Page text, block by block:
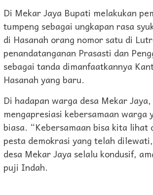
Di Mekar Jaya Bupati melakukan
tumpeng sebagai ungkapan rasa
di Hasanah orang nomor satu di
penandatanganan Prasasti dan
sebagai tanda dimanfaatkannya
Hasanah yang baru.
Di hadapan warga desa Mekar
mengapresiasi kebersamaan warga
biasa. “Kebersamaan bisa kita lihat
pesta demokrasi yang telah
desa Mekar Jaya selalu kondusif,
puji Indah.